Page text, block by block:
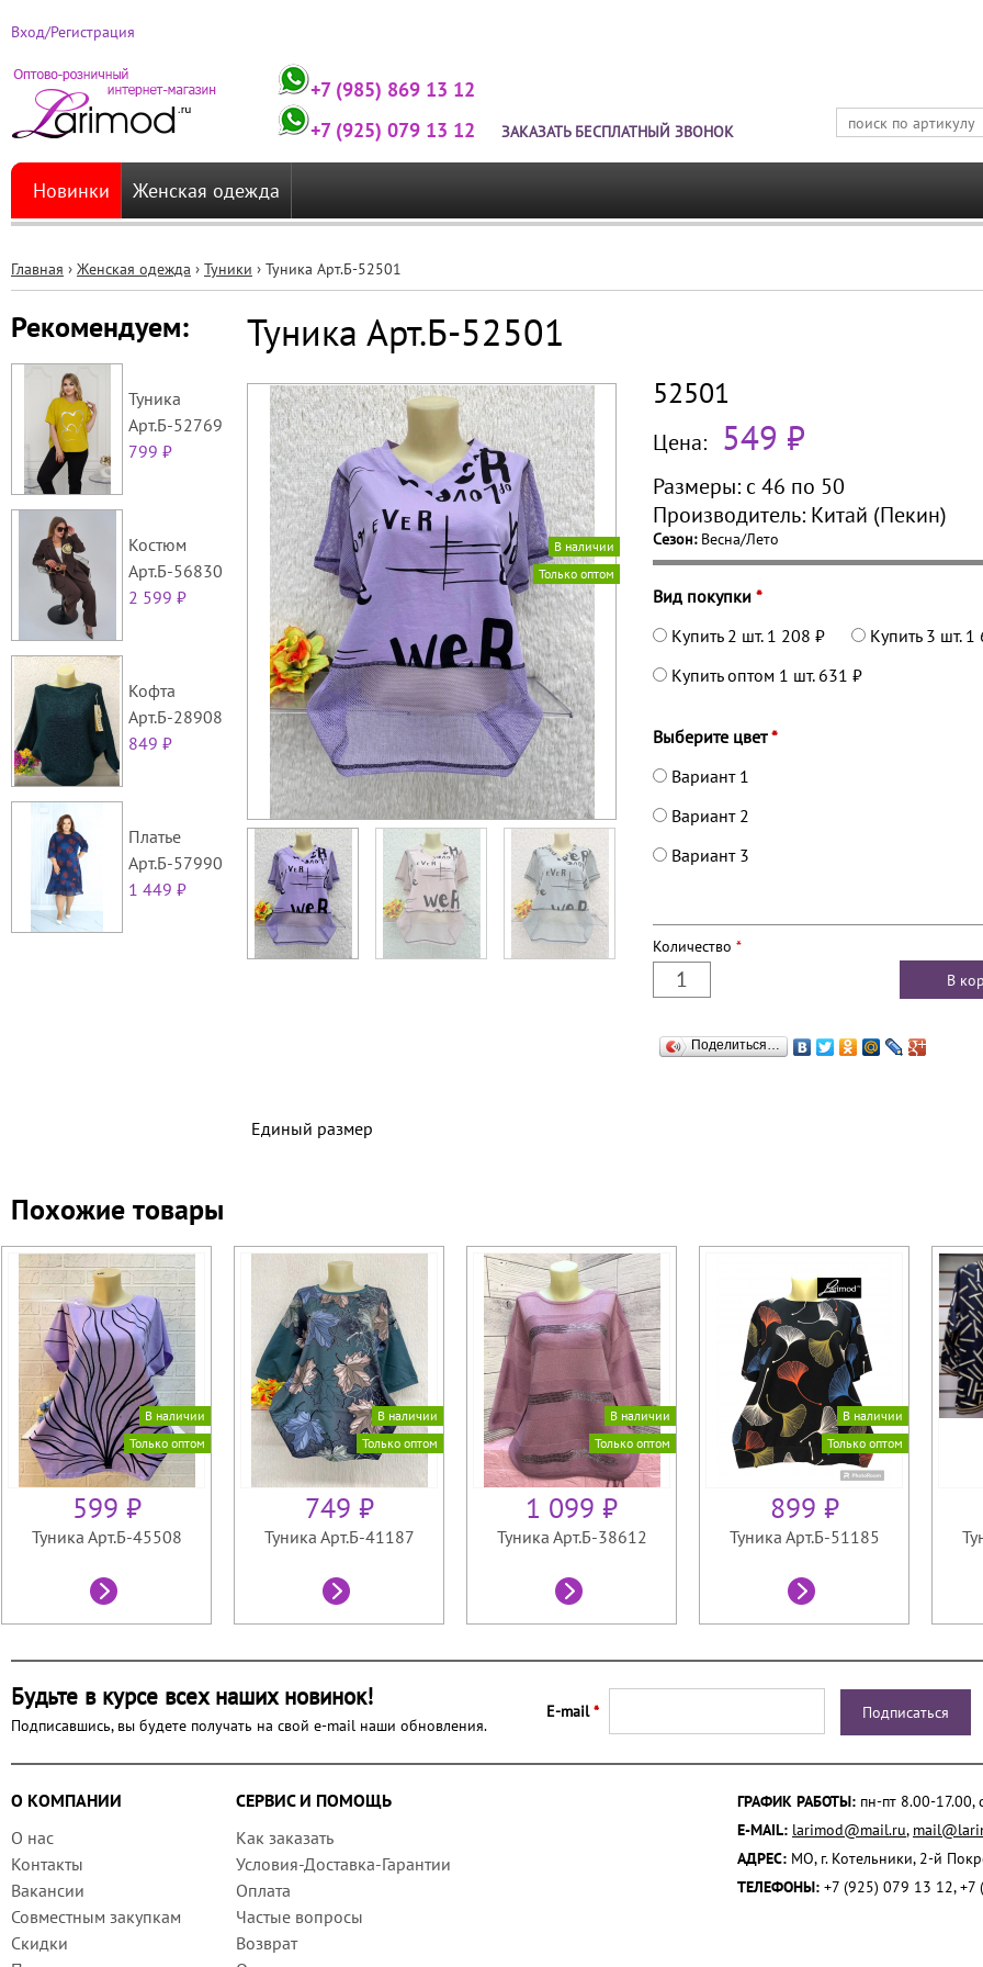
Вход/Регистрация
+7 (985) 869 13 12
+7 (925) 079 13 12
ЗАКАЗАТЬ БЕСПЛАТНЫЙ ЗВОНОК
Новинки Женская одежда
Главная › Женская одежда › Туники › Туника Арт.Б-52501
Рекомендуем:
Туника
Арт.Б-52769
799 ₽
Костюм
Арт.Б-56830
2 599 ₽
Кофта
Арт.Б-28908
849 ₽
Платье
Арт.Б-57990
1 449 ₽
Туника Арт.Б-52501
Только оптом
В наличии
52501
Цена: 549 ₽
Размеры: с 46 по 50
Производитель: Китай (Пекин)
Сезон: Весна/Лето
Вид покупки *
Купить 2 шт. 1 208 ₽ Купить 3 шт. 1
Купить оптом 1 шт. 631 ₽
Выберите цвет*
Вариант 1
Вариант 2
Вариант 3
Количество *
Поделиться…
Единый размер
Похожие товары
В наличии
Только оптом
599 ₽
Туника Арт.Б-45508
В наличии
Только оптом
749 ₽
Туника Арт.Б-41187
В наличии
Только оптом
1 099 ₽
Туника Арт.Б-38612
В наличии
Только оптом
899 ₽
Туника Арт.Б-51185
Будьте в курсе всех наших новинок!
Подписавшись, вы будете получать на свой e-mail наши обновления.
E-mail*
О КОМПАНИИ
СЕРВИС И ПОМОЩЬ
О нас
Контакты
Вакансии
Совместным закупкам
Скидки
Как заказать
Условия-Доставка-Гарантии
Оплата
Частые вопросы
Возврат
ГРАФИК РАБОТЫ: пн-пт 8.00-17.00,
E-MAIL: larimod@mail.ru,
АДРЕС: МО, г. Котельники, 2-й
ТЕЛЕФОНЫ: +7 (925) 079 13 12,